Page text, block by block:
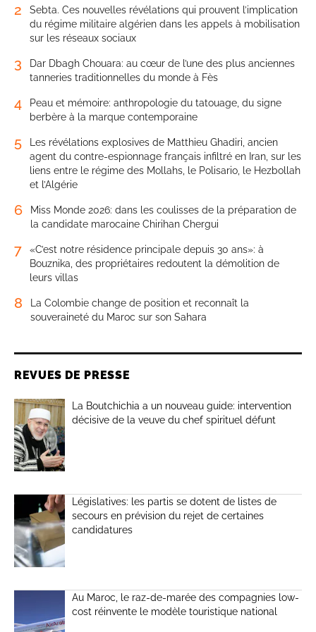
2
Sebta. Ces nouvelles révélations qui prouvent l’implication
du régime militaire algérien dans les appels à mobilisation
sur les réseaux sociaux
3
Dar Dbagh Chouara: au cœur de l’une des plus anciennes
tanneries traditionnelles du monde à Fès
4
Peau et mémoire: anthropologie du tatouage, du signe
berbère à la marque contemporaine
5
Les révélations explosives de Matthieu Ghadiri, ancien
agent du contre-espionnage français infiltré en Iran, sur les
liens entre le régime des Mollahs, le Polisario, le Hezbollah
et l’Algérie
6
Miss Monde 2026: dans les coulisses de la préparation de
la candidate marocaine Chirihan Chergui
7
«C’est notre résidence principale depuis 30 ans»: à
Bouznika, des propriétaires redoutent la démolition de
leurs villas
8
La Colombie change de position et reconnaît la
souveraineté du Maroc sur son Sahara
REVUES DE PRESSE
La Boutchichia a un nouveau guide: intervention
décisive de la veuve du chef spirituel défunt
Législatives: les partis se dotent de listes de
secours en prévision du rejet de certaines
candidatures
Au Maroc, le raz-de-marée des compagnies low-
cost réinvente le modèle touristique national